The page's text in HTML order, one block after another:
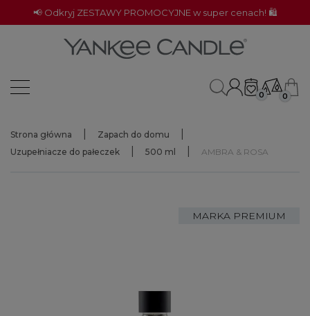
📢 Odkryj ZESTAWY PROMOCYJNE w super cenach! 🛍️
0 0
Strona główna
Zapach do domu
Uzupełniacze do pałeczek
500 ml AMBRA & ROSA
MARKA PREMIUM